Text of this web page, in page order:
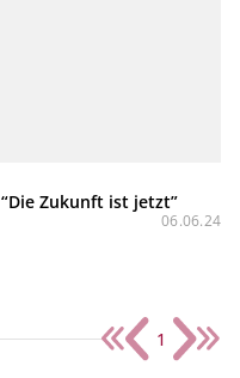
Zukunft ist jetzt”
06.06.24
1